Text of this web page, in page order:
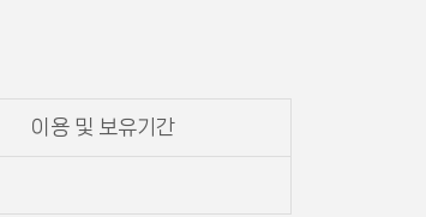
이용 및 보유기간